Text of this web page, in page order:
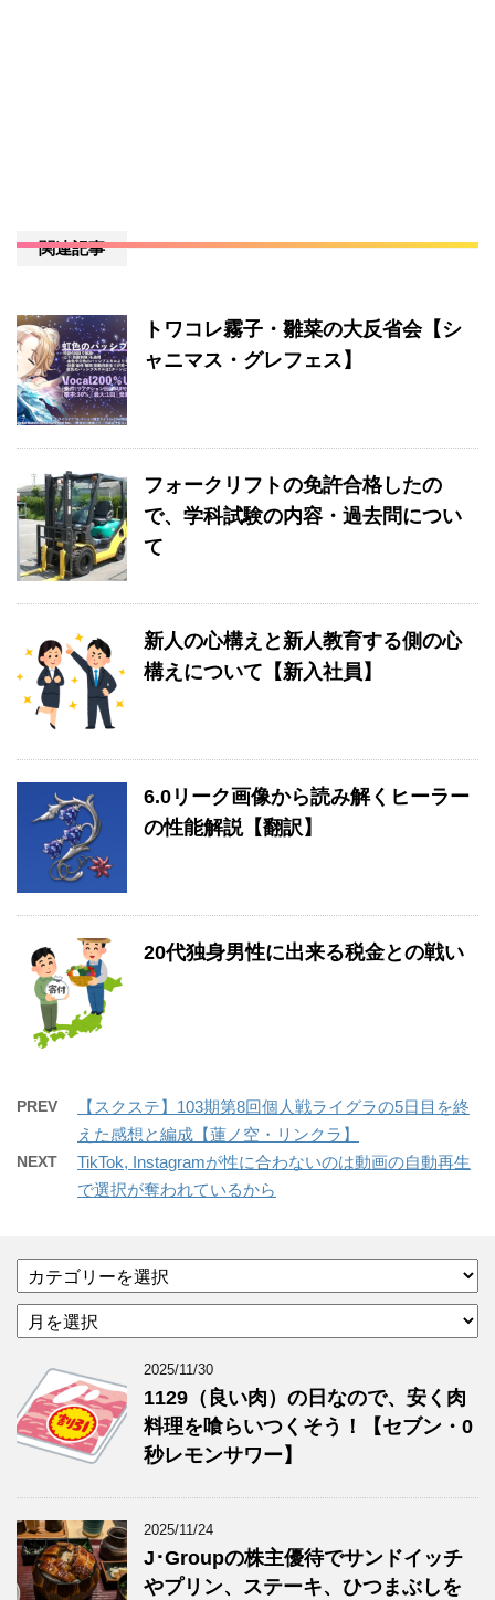
関連記事
トワコレ霧子・雛菜の大反省会【シ
ャニマス・グレフェス】
フォークリフトの免許合格したの
で、学科試験の内容・過去問につい
て
新人の心構えと新人教育する側の心
構えについて【新入社員】
6.0リーク画像から読み解くヒーラー
の性能解説【翻訳】
20代独身男性に出来る税金との戦い
PREV
【スクステ】103期第8回個人戦ライグラの5日目を終
えた感想と編成【蓮ノ空・リンクラ】
NEXT
TikTok, Instagramが性に合わないのは動画の自動再生
で選択が奪われているから
テ
ゴ
リ
ア
ー
ブ
2025/11/30
1129（良い肉）の日なので、安く肉
料理を喰らいつくそう！【セブン・0
秒レモンサワー】
2025/11/24
J･Groupの株主優待でサンドイッチ
やプリン、ステーキ、ひつまぶしを